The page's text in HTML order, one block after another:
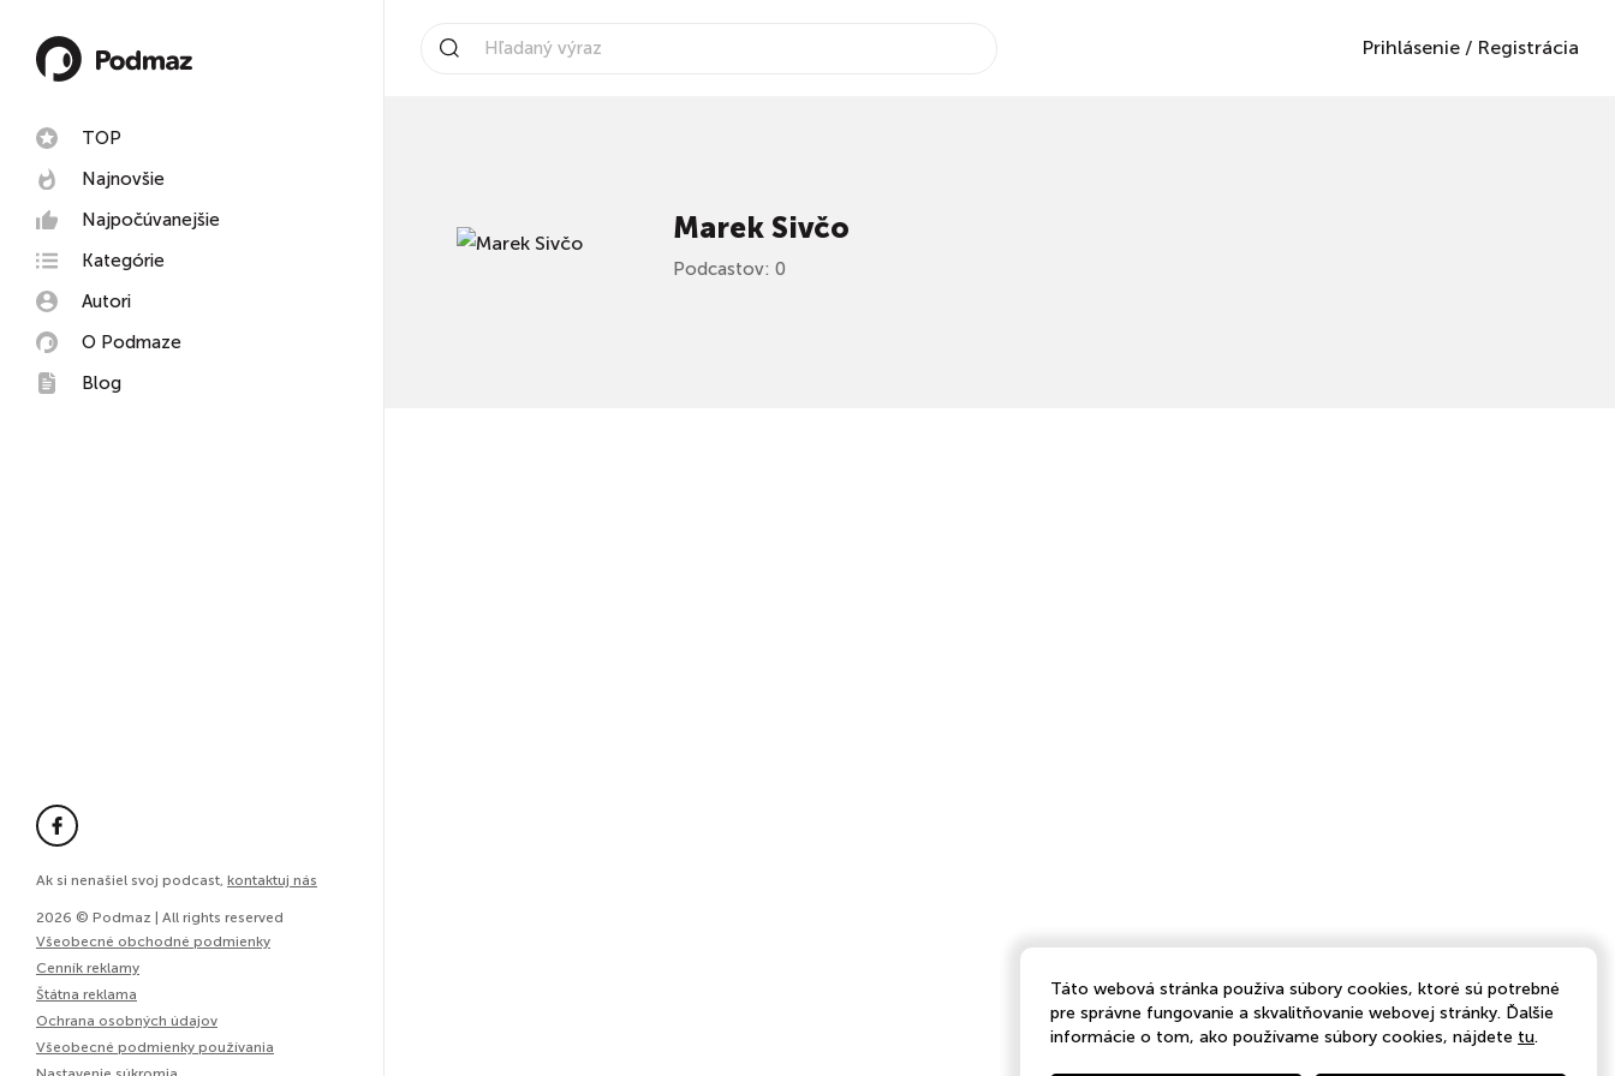
TOP
Najnovšie
Najpočúvanejšie
Kategórie
Autori
O Podmaze
Blog
Ak si nenašiel svoj podcast, kontaktuj nás
2026 © Podmaz | All rights reserved
Všeobecné obchodné podmienky
Cenník reklamy
Štátna reklama
Ochrana osobných údajov
Všeobecné podmienky používania
Prihlásenie / Registrácia
Marek Sivčo
Podcastov: 0
Táto webová stránka používa súbory cookies, ktoré sú potrebné
pre správne fungovanie a skvalitňovanie webovej stránky. Ďalšie
informácie o tom, ako používame súbory cookies, nájdete tu.